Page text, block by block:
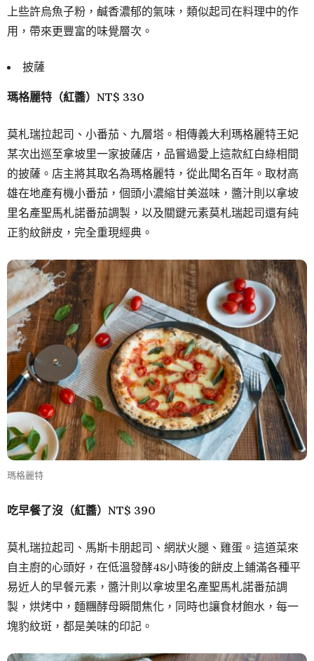
上些許烏魚子粉，鹹香濃郁的氣味，類似起司在料理中的作
用，帶來更豐富的味覺層次。
披薩
瑪格麗特（紅醬）NT$ 330
莫札瑞拉起司、小番茄、九層塔。相傳義大利瑪格麗特王妃
某次出巡至拿坡里一家披薩店，品嘗過愛上這款紅白綠相間
的披薩。店主將其取名為瑪格麗特，從此聞名百年。取材高
雄在地產有機小番茄，個頭小濃縮甘美滋味，醬汁則以拿坡
里名產聖馬札諾番茄調製，以及關鍵元素莫札瑞起司還有純
正豹紋餅皮，完全重現經典。
瑪格麗特
吃早餐了沒（紅醬）NT$ 390
莫札瑞拉起司、馬斯卡朋起司、網狀火腿、雞蛋。這道菜來
自主廚的心頭好，在低溫發酵48小時後的餅皮上鋪滿各種平
易近人的早餐元素，醬汁則以拿坡里名產聖馬札諾番茄調
製，烘烤中，麵糰酵母瞬間焦化，同時也讓食材飽水，每一
塊豹紋斑，都是美味的印記。